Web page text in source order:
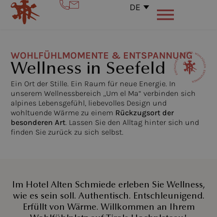
DE
WOHLFÜHLMOMENTE & ENTSPANNUNG
Wellness in Seefeld
Ein Ort der Stille. Ein Raum für neue Energie. In
unserem Wellnessbereich „Um el Ma“ verbinden sich
alpines Lebensgefühl, liebevolles Design und
wohltuende Wärme zu einem Rückzugsort der
besonderen Art . Lassen Sie den Alltag hinter sich und
finden Sie zurück zu sich selbst.
Im Hotel Alten Schmiede erleben Sie Wellness,
wie es sein soll. Authentisch. Entschleunigend.
Erfüllt von Wärme. Willkommen an Ihrem